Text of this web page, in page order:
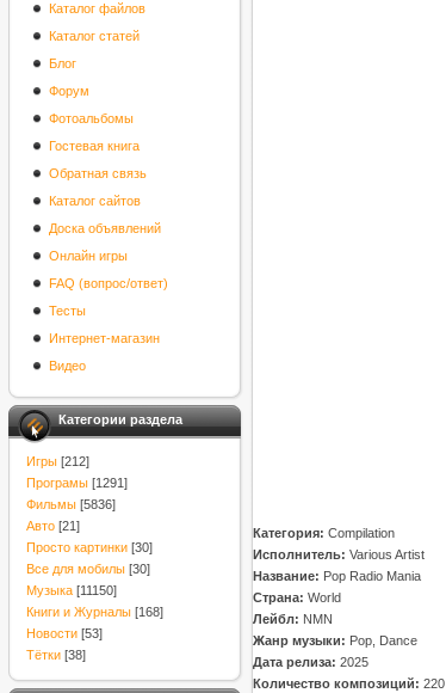
Каталог файлов
Каталог статей
Блог
Форум
Фотоальбомы
Гостевая книга
Обратная связь
Каталог сайтов
Доска объявлений
Онлайн игры
FAQ (вопрос/ответ)
Тесты
Интернет-магазин
Видео
Категории раздела
Игры [212]
Програмы [1291]
Фильмы [5836]
Авто [21]
Просто картинки [30]
Все для мобилы [30]
Музыка [11150]
Книги и Журналы [168]
Новости [53]
Тётки [38]
Категория: Compilation
Исполнитель: Various Artist
Название: Pop Radio Mania
Страна: World
Лейбл: NMN
Жанр музыки: Pop, Dance
Дата релиза: 2025
Количество композиций: 220